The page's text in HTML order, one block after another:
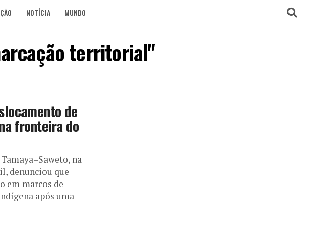
NOTÍCIA MUNDO
territorial"
de
fronteira do
na
denunciou que
em marcos de
após uma